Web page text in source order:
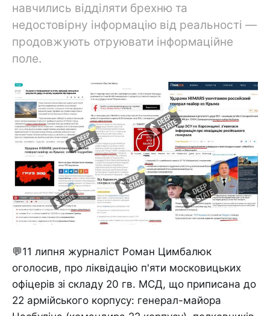
навчились відділяти брехню та
недостовірну інформацію від реальності —
продовжують отруювати інформаційне
поле.
💬11 липня журналіст Роман Цимбалюк
оголосив, про ліквідацію п'яти московицьких
офіцерів зі складу 20 гв. МСД, що приписана до
22 армійського корпусу: генерал-майора